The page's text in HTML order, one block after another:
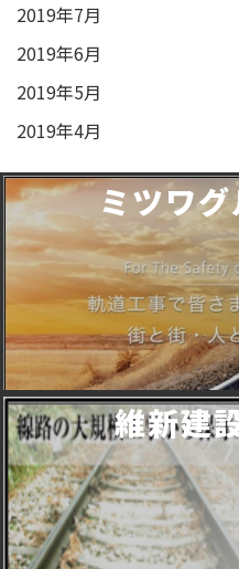
2019年7月
2019年6月
2019年5月
2019年4月
ミツワ
維新建